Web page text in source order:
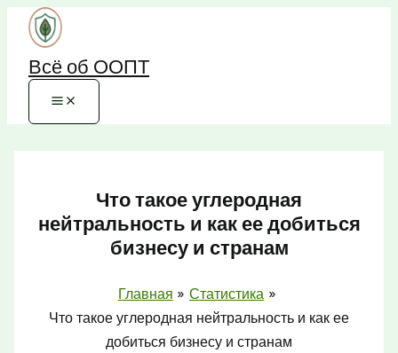
Перейти
содержимому
Всё об ООПТ
Что такое углеродная
нейтральность и как ее добиться
бизнесу и странам
Главная
Статистика
Что такое углеродная нейтральность и как ее
добиться бизнесу и странам